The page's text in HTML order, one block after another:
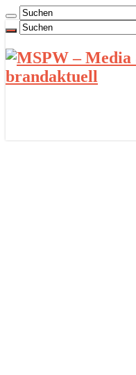
brandaktuell